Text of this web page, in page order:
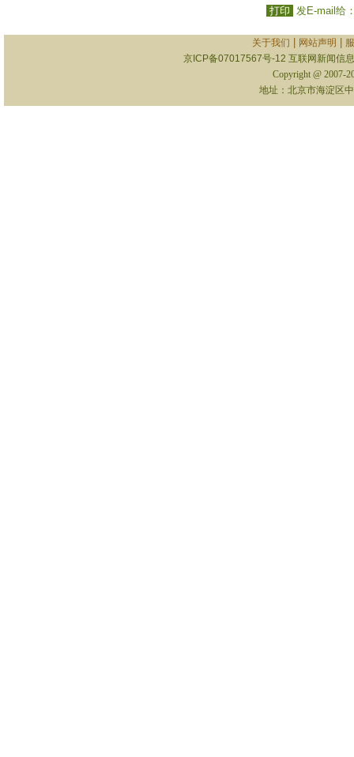
打印 发E-mail给
关于我们 网站声明
京ICP备07017567号-12 互联网新闻信
Copyright @ 2007-
地址：北京市海淀区